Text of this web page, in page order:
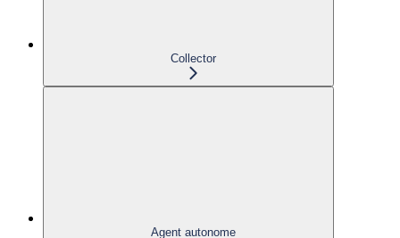
Collector
Agent autonome